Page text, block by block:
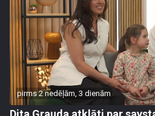
pirms 2 nedēļām, 3 dienām